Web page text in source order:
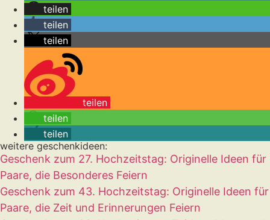
teilen
teilen
teilen
teilen
teilen
teilen
weitere geschenkideen:
Geschenk zum 27. Hochzeitstag: Originelle Ideen für
Paare, die Besonderes Feiern
Geschenk zum 43. Hochzeitstag: Originelle Ideen für
Paare, die Zeit und Erinnerungen Feiern